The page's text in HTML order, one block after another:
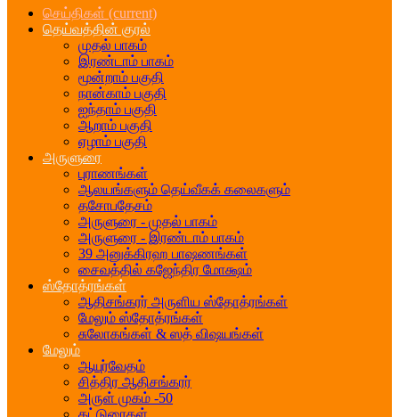
செய்திகள் (current)
தெய்வத்தின் குரல்
முதல் பாகம்
இரண்டாம் பாகம்
மூன்றாம் பகுதி
நான்காம் பகுதி
ஐந்தாம் பகுதி
ஆறாம் பகுதி
ஏழாம் பகுதி
அருளுரை
புராணங்கள்
ஆலயங்களும் தெய்வீகக் கலைகளும்
தசோபதேசம்
அருளுரை - முதல் பாகம்
அருளுரை - இரண்டாம் பாகம்
39 அனுக்கிரஹ பாஷணங்கள்
சைவத்தில் கஜேந்திர மோக்ஷம்
ஸ்தோத்ரங்கள்
ஆதிசங்கரர் அருளிய ஸ்தோத்ரங்கள்
மேலும் ஸ்தோத்ரங்கள்
சுலோகங்கள் & ஸத் விஷயங்கள்
மேலும்
ஆயுர்வேதம்
சித்திர ஆதிசங்கரர்
அருள் முகம் -50